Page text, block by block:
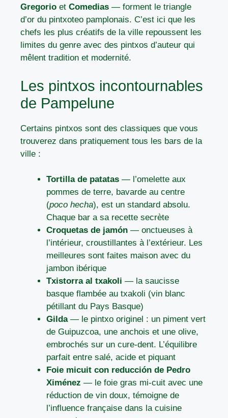
Gregorio et Comedias — forment le triangle
d’or du pintxoteo pamplonais. C’est ici que les
chefs les plus créatifs de la ville repoussent les
limites du genre avec des pintxos d’auteur qui
mêlent tradition et modernité.
Les pintxos incontournables
de Pampelune
Certains pintxos sont des classiques que vous
trouverez dans pratiquement tous les bars de la
ville :
Tortilla de patatas — l’omelette aux
pommes de terre, bavarde au centre
(poco hecha), est un standard absolu.
Chaque bar a sa recette secrète
Croquetas de jamón — onctueuses à
l’intérieur, croustillantes à l’extérieur. Les
meilleures sont faites maison avec du
jambon ibérique
Txistorra al txakoli — la saucisse
basque flambée au txakoli (vin blanc
pétillant du Pays Basque)
Gilda— le pintxo originel : un piment vert
de Guipuzcoa, une anchois et une olive,
embrochés sur un cure-dent. L’équilibre
parfait entre salé, acide et piquant
Foie micuit con reducción de Pedro
Ximénez — le foie gras mi-cuit avec une
réduction de vin doux, témoigne de
l’influence française dans la cuisine